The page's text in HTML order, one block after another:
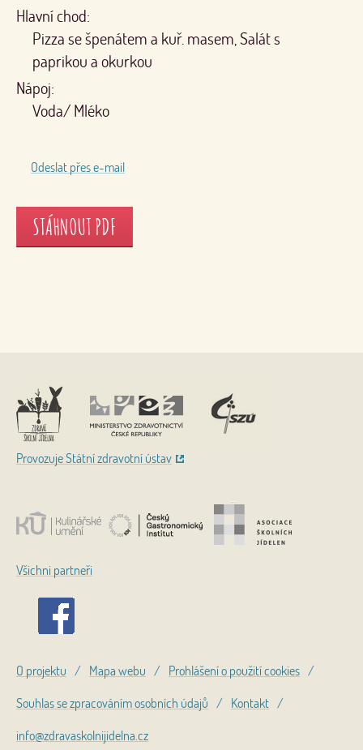
Hlavní chod:
Pizza se špenátem a kuř. masem, Salát s
paprikou a okurkou
Nápoj:
Voda/ Mléko
Odeslat přes e-mail
STÁHNOUT PDF
Provozuje Státní zdravotní ústav
Všichni partneři
O projektu / Mapa webu / Prohlášení o použití cookies /
Souhlas se zpracováním osobních údajů / Kontakt /
info@zdravaskolnijidelna.cz